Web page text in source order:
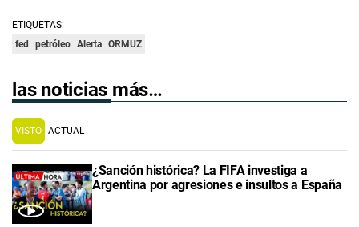
ETIQUETAS:
fed
petróleo Alerta ORMUZ
las noticias más…
VISTO ACTUAL
¿Sanción histórica? La FIFA investiga a
Argentina por agresiones e insultos a España